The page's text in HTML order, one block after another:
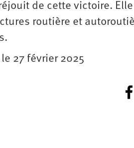
réjouit de cette victoire.
routière et
27 février 2025